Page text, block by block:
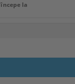
începe la